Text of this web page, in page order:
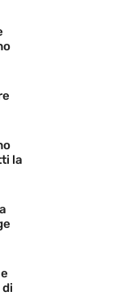
la